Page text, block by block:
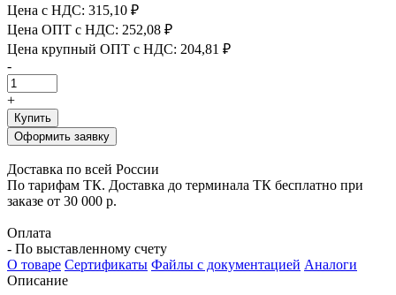
Цена с НДС: 315,10 ₽
Цена ОПТ с НДС: 252,08 ₽
Цена крупный ОПТ с НДС: 204,81 ₽
-
+
Купить
Оформить заявку
Доставка по всей России
По тарифам ТК. Доставка до терминала ТК бесплатно при
заказе от 30 000 р.
Оплата
- По выставленному счету
О товаре Сертификаты Файлы с документацией Аналоги
Описание